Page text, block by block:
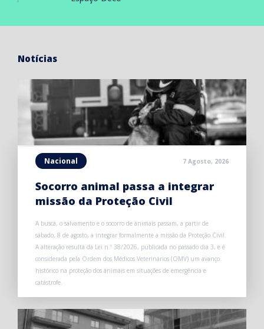
Notícias
Nacional 7 Agosto, 2026
Socorro animal passa a integrar
missão da Proteção Civil
A busca, o salvamento e o socorro de animais passam, a partir de
sábado, 8 de agosto, a integrar formalmente a missão da Proteção Civil.
A alteração resulta da Lei n.º 38/2026, publicada no passado dia 3, e é
considerada pela Ordem dos Médicos Veterinários (OMV) um avanço
histórico na proteção dos animais em situações de emergência e
catástrofe.